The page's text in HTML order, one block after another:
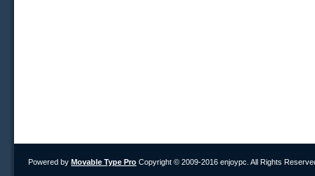
Powered by Movable Type Pro Copyright © 2009-2016 enjoypc. All Rights